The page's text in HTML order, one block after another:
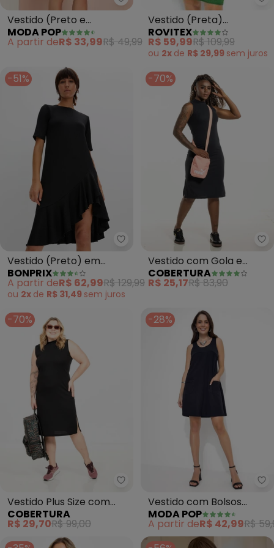
Moda Pop - Vestido (Preto e
Vestido (Preto e
Caramelo) com
Transpasse e Faixa
MODA POP
A partir deR$ 33,99R$ 49,99
Vestido (Preta)
Estampada Rovitex
ROVITEX
R$ 59,99R$ 109,99
ou 2x de R$ 29,99 sem juros
-51%
bonprix - Vestido (Preto) em
Vestido (Preto) em
Malha de Viscose
BONPRIX
A partir deR$ 62,99R$ 129,99
ou 2x de R$ 31,49 sem juros
-70%
Vestido com Gola e
Fenda (Preto)
COBERTURA
R$ 25,17R$ 83,90
-70%
Cobertura - Vestido Plus Size
Vestido Plus Size com
Gola (Preto)
COBERTURA
R$ 29,70R$ 99,00
-28%
Vestido com Bolsos
(Preto)
MODA POP
A partir deR$ 42,99R$